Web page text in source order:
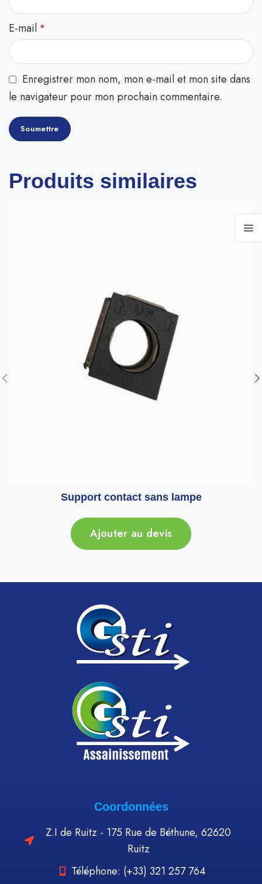
E-mail *
Enregistrer mon nom, mon e-mail et mon site dans
le navigateur pour mon prochain commentaire.
Produits similaires
Support contact sans lampe
Ajouter au devis
Coordonnées
Z.I de Ruitz - 175 Rue de Béthune, 62620
Ruitz
Téléphone: (+33) 321 257 764